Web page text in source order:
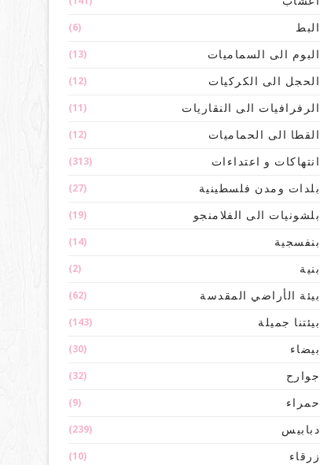
البط (6)
البوم الى السماميات (13)
الحجل الى الكركيات (12)
الرفرافيات الى النقاريات (11)
القطا الى الحماميات (12)
انتهاكات و اعتداءات (313)
بلدات ومدن فلسطينية (27)
بلشونيات الى الفلامنجو (19)
بنفسجية (14)
بنية (2)
بيئة الأراضي المقدسة (62)
بيئتنا جميلة (143)
بيضاء (30)
جوارح (32)
حمراء (9)
دبابيس (239)
زرقاء (10)